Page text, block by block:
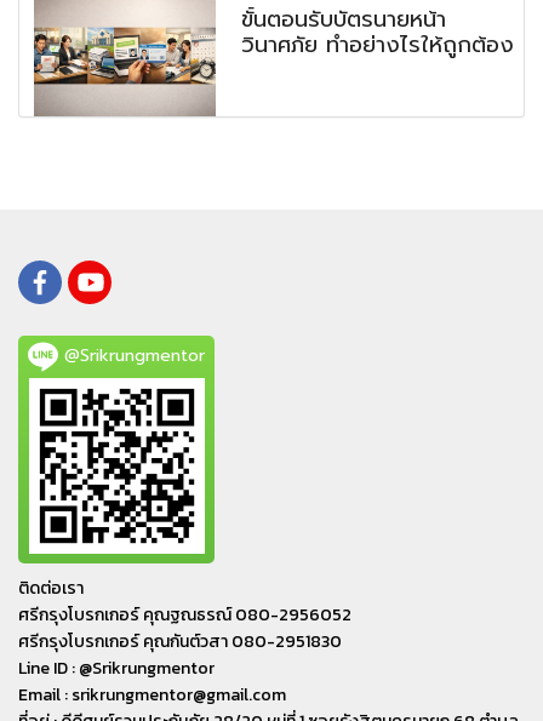
ขั้นตอนรับบัตรนายหน้า
วินาศภัย ทำอย่างไรให้ถูกต้อง
@Srikrungmentor
ติดต่อเรา
ศรีกรุงโบรกเกอร์ คุณฐณธรณ์ 080-2956052
ศรีกรุงโบรกเกอร์ คุณกันต์วสา 080-2951830
Line ID : @Srikrungmentor
Email : srikrungmentor@gmail.com